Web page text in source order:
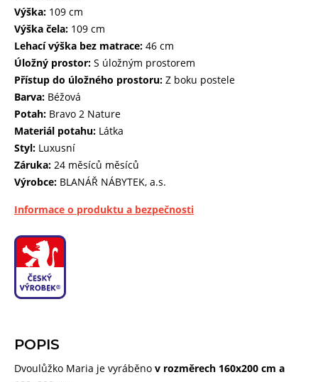
POPIS
Dvoulůžko Maria je vyráběno v rozměrech 160x200 cm a
Výška: 109 cm
Výška čela: 109 cm
Lehací výška bez matrace: 46 cm
Úložný prostor: S úložným prostorem
Přístup do úložného prostoru: Z boku postele
Barva: Béžová
Potah: Bravo 2 Nature
Materiál potahu: Látka
Styl: Luxusní
Záruka: 24 měsíců měsíců
Výrobce: BLANÁŘ NÁBYTEK, a.s.
Informace o produktu a bezpečnosti